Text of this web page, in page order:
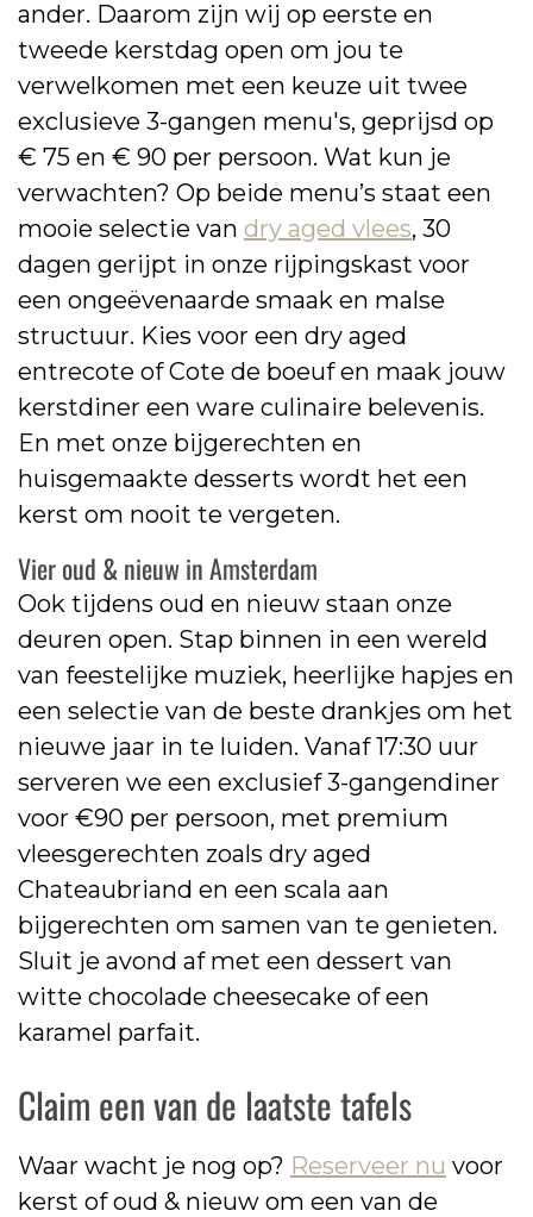
ander. Daarom zijn wij op eerste en
tweede kerstdag open om jou te
verwelkomen met een keuze uit twee
exclusieve 3-gangen menu's, geprijsd op
€ 75 en € 90 per persoon. Wat kun je
verwachten? Op beide menu’s staat een
mooie selectie van dry aged vlees, 30
dagen gerijpt in onze rijpingskast voor
een ongeëvenaarde smaak en malse
structuur. Kies voor een dry aged
entrecote of Cote de boeuf en maak jouw
kerstdiner een ware culinaire belevenis.
En met onze bijgerechten en
huisgemaakte desserts wordt het een
kerst om nooit te vergeten.
Vier oud & nieuw in Amsterdam
Ook tijdens oud en nieuw staan onze
deuren open. Stap binnen in een wereld
van feestelijke muziek, heerlijke hapjes en
een selectie van de beste drankjes om het
nieuwe jaar in te luiden. Vanaf 17:30 uur
serveren we een exclusief 3-gangendiner
voor €90 per persoon, met premium
vleesgerechten zoals dry aged
Chateaubriand en een scala aan
bijgerechten om samen van te genieten.
Sluit je avond af met een dessert van
witte chocolade cheesecake of een
karamel parfait.
Claim een van de laatste tafels
Waar wacht je nog op? Reserveer nu voor
kerst of oud & nieuw om een van de